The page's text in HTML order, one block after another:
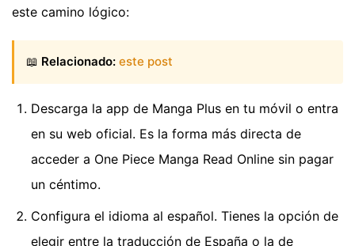
este camino lógico:
📖 Relacionado: este post
Descarga la app de Manga Plus en tu móvil o entra
en su web oficial. Es la forma más directa de
acceder a One Piece Manga Read Online sin pagar
un céntimo.
Configura el idioma al español. Tienes la opción de
elegir entre la traducción de España o la de